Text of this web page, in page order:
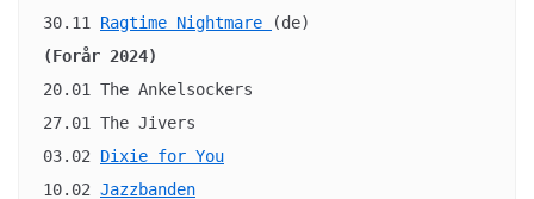
30.11 Ragtime Nightmare
(Forår 2024)
20.01 The Ankelsockers
27.01 The Jivers
03.02 Dixie for You
10.02 Jazzbanden